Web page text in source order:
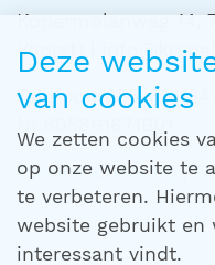
Kopermolenweg 14,
Voorst) |
Telefoon 055-
Privacyverklaring |
Deze
van cookies
We zetten cookies
op onze website te
te verbeteren.
website gebruikt en
interessant vindt.